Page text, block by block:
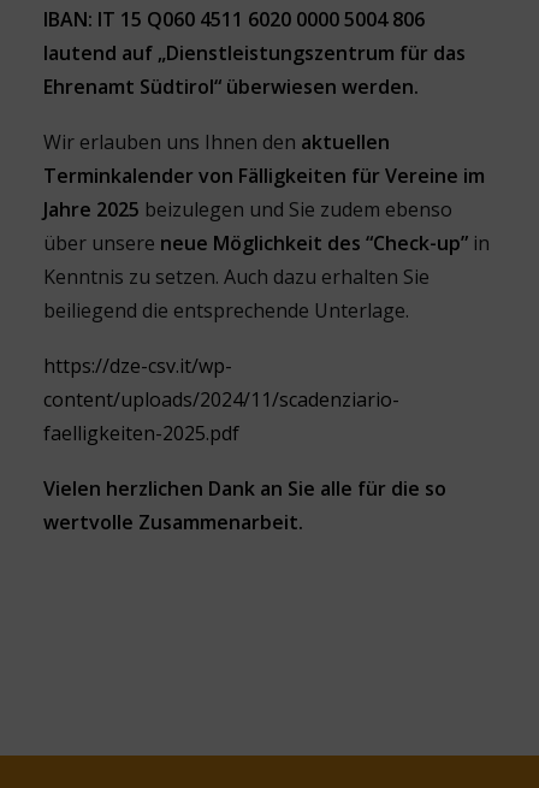
IBAN: IT 15 Q060 4511 6020 0000 5004 806
lautend auf „Dienstleistungszentrum für das
Ehrenamt Südtirol“ überwiesen werden.
Wir erlauben uns Ihnen den aktuellen
Terminkalender von Fälligkeiten für Vereine im
Jahre 2025 beizulegen und Sie zudem ebenso
über unsere neue Möglichkeit des “Check-up” in
Kenntnis zu setzen. Auch dazu erhalten Sie
beiliegend die entsprechende Unterlage.
https://dze-csv.it/wp-
content/uploads/2024/11/scadenziario-
faelligkeiten-2025.pdf
Vielen herzlichen Dank an Sie alle für die so
wertvolle Zusammenarbeit.